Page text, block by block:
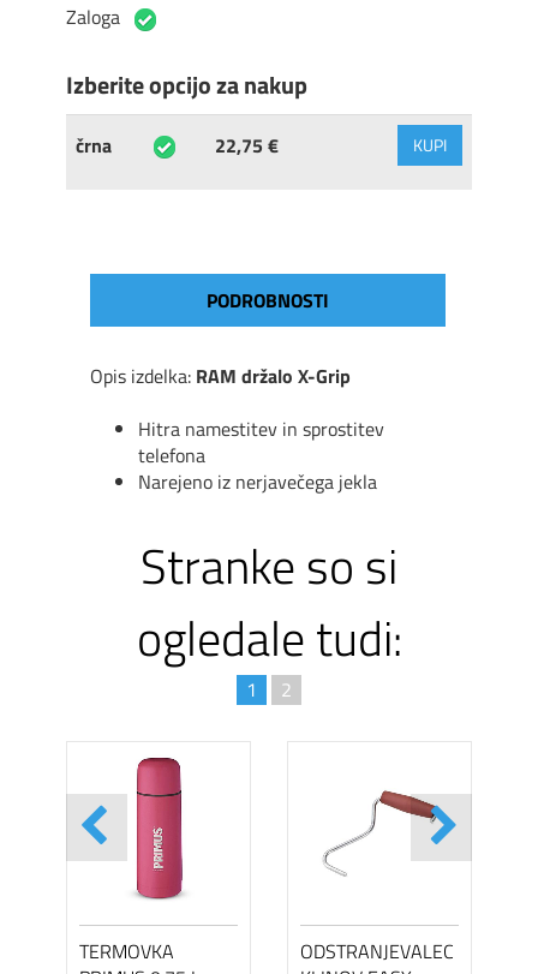
Zaloga
Izberite opcijo za nakup
črna 22,75 € KUPI
PODROBNOSTI
Opis izdelka: RAM držalo X-Grip
Hitra namestitev in sprostitev
telefona
Narejeno iz nerjavečega jekla
Stranke so si
ogledale tudi:
1 2
TERMOVKA
ODSTRANJEVALEC